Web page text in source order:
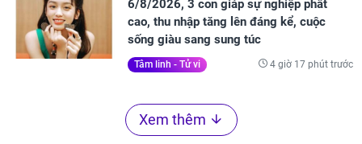
6/8/2026, 3 con giáp sự nghiệp phất
cao, thu nhập tăng lên đáng kể, cuộc
sống giàu sang sung túc
Tâm linh - Tử vi 4 giờ 17 phút trước
Xem thêm